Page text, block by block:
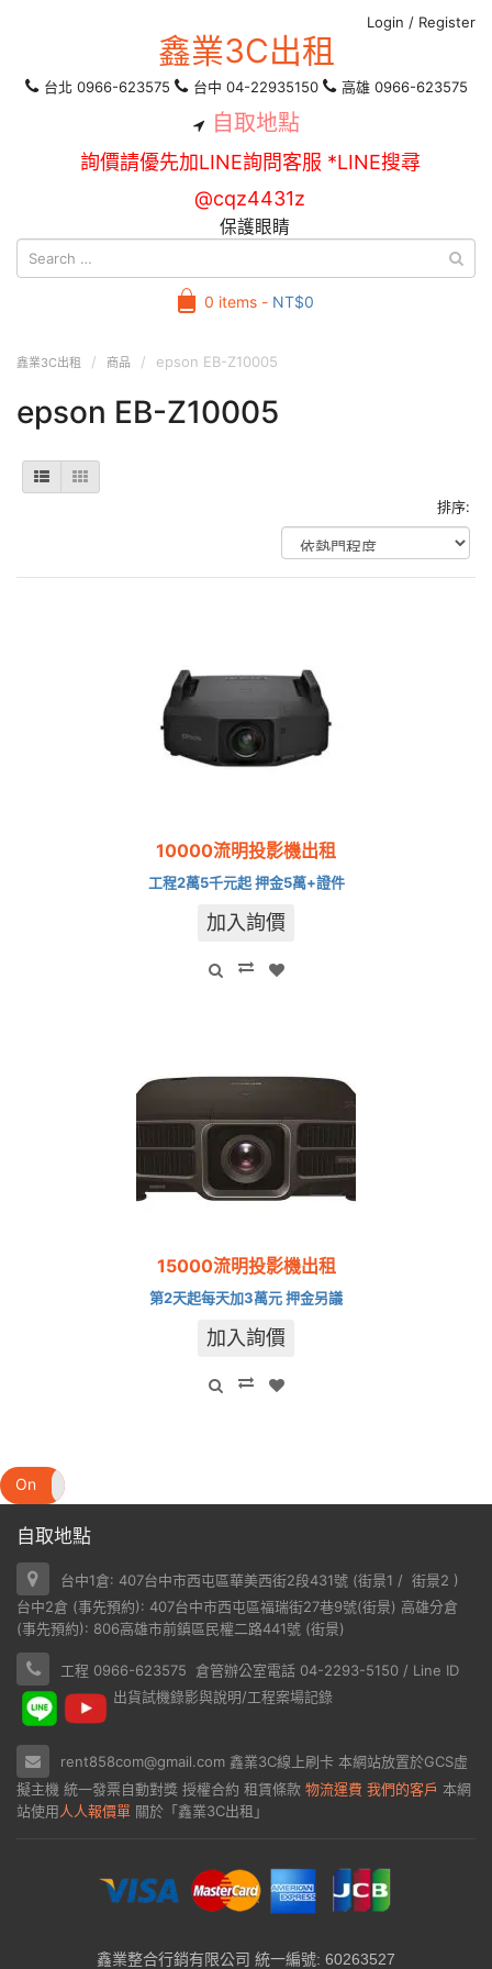
Login / Register
鑫業3C出租
台北 0966-623575 台中 04-22935150 高雄 0966-623575
自取地點
詢價請優先加LINE詢問客服 *LINE搜尋
@cqz4431z
保護眼睛
0 items - NT$0
鑫業3C出租 商品 epson EB-Z10005
epson EB-Z10005
排序:
10000流明投影機出租
工程2萬5千元起 押金5萬+證件
加入詢價
15000流明投影機出租
第2天起每天加3萬元 押金另議
加入詢價
On
自取地點
台中1倉: 407台中市西屯區華美西街2段431號 (街景1 / 街景2 )
台中2倉 (事先預約): 407台中市西屯區福瑞街27巷9號(街景) 高雄分倉
(事先預約): 806高雄市前鎮區民權二路441號 (街景)
工程 0966-623575 倉管辦公室電話 04-2293-5150 / Line ID
出貨試機錄影與說明/工程案場記錄
rent858com@gmail.com 鑫業3C線上刷卡 本網站放置於GCS虛
擬主機 統一發票自動對獎 授權合約 租賃條款 物流運費 我們的客戶 本網
站使用人人報價單 關於「鑫業3C出租」
鑫業整合行銷有限公司 統一編號: 60263527